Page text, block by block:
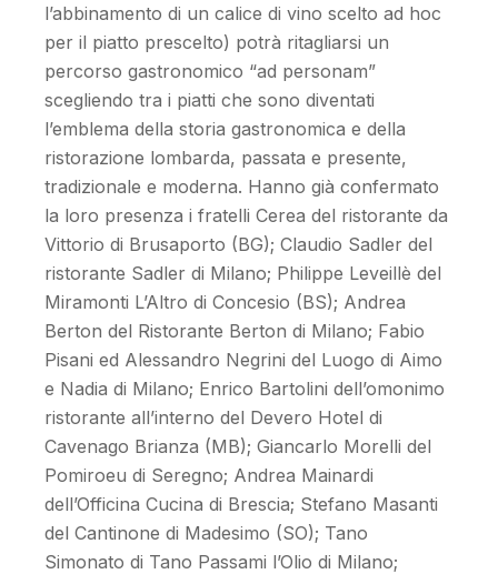
l’abbinamento di un calice di vino scelto ad hoc
per il piatto prescelto) potrà ritagliarsi un
percorso gastronomico “ad personam”
scegliendo tra i piatti che sono diventati
l’emblema della storia gastronomica e della
ristorazione lombarda, passata e presente,
tradizionale e moderna. Hanno già confermato
la loro presenza i fratelli Cerea del ristorante da
Vittorio di Brusaporto (BG); Claudio Sadler del
ristorante Sadler di Milano; Philippe Leveillè del
Miramonti L’Altro di Concesio (BS); Andrea
Berton del Ristorante Berton di Milano; Fabio
Pisani ed Alessandro Negrini del Luogo di Aimo
e Nadia di Milano; Enrico Bartolini dell’omonimo
ristorante all’interno del Devero Hotel di
Cavenago Brianza (MB); Giancarlo Morelli del
Pomiroeu di Seregno; Andrea Mainardi
dell’Officina Cucina di Brescia; Stefano Masanti
del Cantinone di Madesimo (SO); Tano
Simonato di Tano Passami l’Olio di Milano;